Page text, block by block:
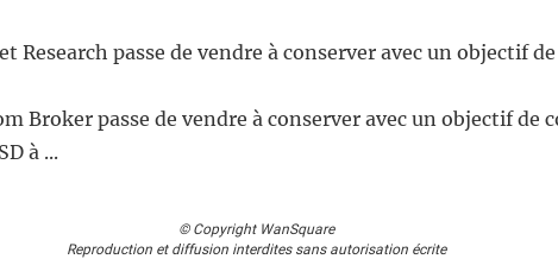
Research passe de vendre à conserver avec un objectif
Broker passe de vendre à conserver avec un objectif de
à ...
© Copyright WanSquare
Reproduction et diffusion interdites sans autorisation écrite